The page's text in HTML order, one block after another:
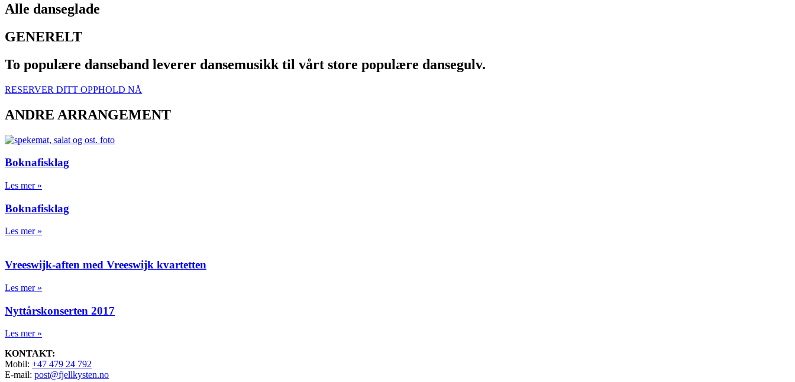
Alle danseglade
GENERELT
To populære danseband leverer dansemusikk til vårt store populære dansegulv.
RESERVER DITT OPPHOLD NÅ
ANDRE ARRANGEMENT
Boknafisklag
Les mer »
Boknafisklag
Les mer »
Vreeswijk-aften med Vreeswijk kvartetten
Les mer »
Nyttårskonserten 2017
Les mer »
KONTAKT:
Mobil: +47 479 24 792
E-mail: post@fjellkysten.no